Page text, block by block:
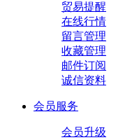
贸易提醒
在线行情
留言管理
收藏管理
邮件订阅
诚信资料
会员服务
会员升级